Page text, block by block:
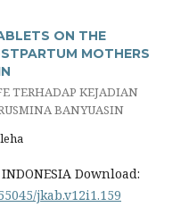
ON THE
MOTHERS
TERHADAP KEJADIAN
BANYUASIN
INDONESIA Download:
jkab.v12i1.159